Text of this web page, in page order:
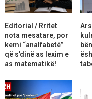
Editorial / Rritet
nota mesatare, por
kemi “analfabetë”
që s’dinë as lexim e
as matematikë!